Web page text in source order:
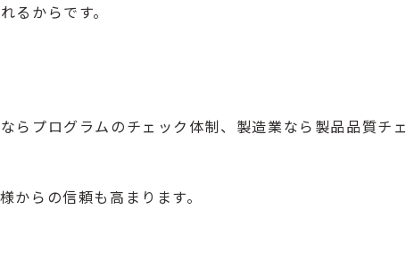
るからです。
らプログラムのチェック体制、製造業なら製品品質チェ
からの信頼も高まります。